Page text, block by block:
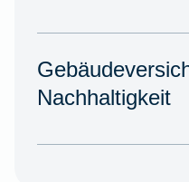
Nachhaltigkeit